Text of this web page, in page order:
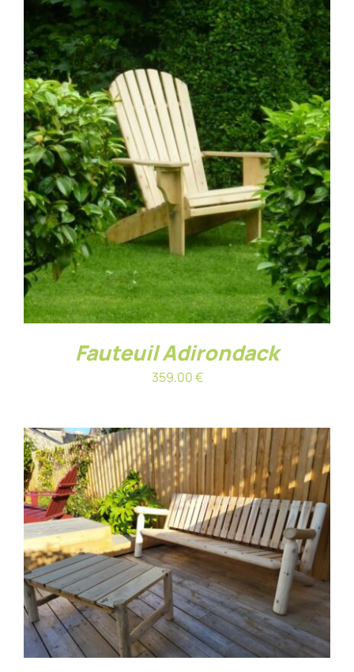
AJOUTER AU PANIER
/
DÉTAILS
Fauteuil Adirondack
359.00€
AJOUTER AU PANIER
/
DÉTAILS